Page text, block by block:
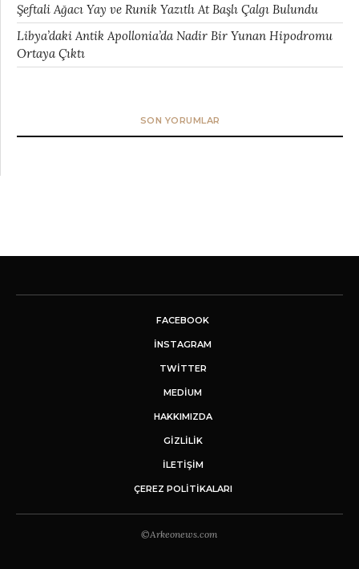
Şeftali Ağacı Yay ve Runik Yazıtlı At Başlı Çalgı Bulundu
Libya’daki Antik Apollonia’da Nadir Bir Yunan Hipodromu
Ortaya Çıktı
SON YORUMLAR
FACEBOOK
INSTAGRAM
TWITTER
MEDIUM
HAKKIMIZDA
GİZLİLİK
İLETIŞIM
ÇEREZ POLITIKALARI
©Arkeonews.com